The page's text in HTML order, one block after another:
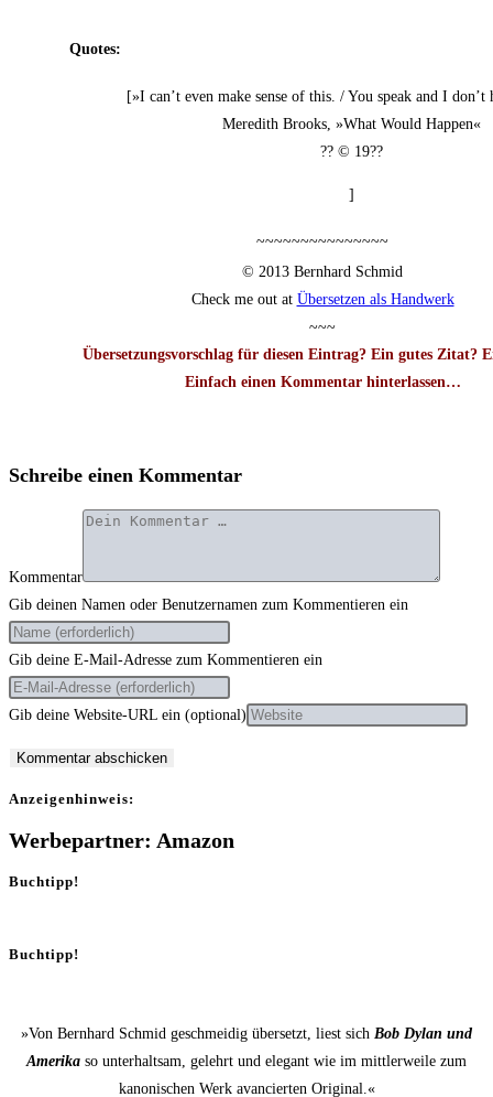
Quo­tes:
[»I can’t even make sen­se of this. / You speak and I don’t
Mer­edith Brooks, »What Would Happen«
?? © 19??
]
~~~~~~~~~~~~~~~
© 2013 Bern­hard Schmid
Check me out at Über­set­zen als Handwerk
~~~
Über­set­zungs­vor­schlag für die­sen Ein­trag? Ein gutes Zitat?
Ein­fach einen Kom­men­tar hin­ter­las­sen…
Schreibe einen Kommentar
Kommentar
Gib deinen Namen oder Benutzernamen zum Kommentieren ein
Gib deine E-Mail-Adresse zum Kommentieren ein
Gib deine Website-URL ein (optional)
Anzei­gen­hin­weis:
Werbepartner: Amazon
Buchtipp!
Buchtipp!
»Von Bernhard Schmid geschmeidig übersetzt, liest sich Bob Dylan und
Amerika so unterhaltsam, gelehrt und elegant wie im mittlerweile zum
kanonischen Werk avancierten Original.«